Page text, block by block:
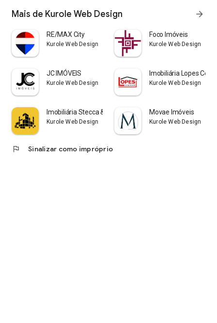
Mais de Kurole Web Design arrow_forward
RE/MAX City
Kurole Web Design
Foco Imóveis
Kurole Web Design
JC IMÓVEIS
Kurole Web Design
Imobiliária Lopes
Kurole Web Design
Imobiliária Stecca & Castro
Kurole Web Design
Movae Imóveis
Kurole Web Design
flag Sinalizar como impróprio